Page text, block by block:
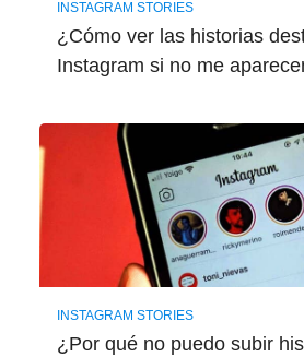
INSTAGRAM STORIES
¿Cómo ver las historias
Instagram si no me
INSTAGRAM STORIES
¿Por qué no puedo subir